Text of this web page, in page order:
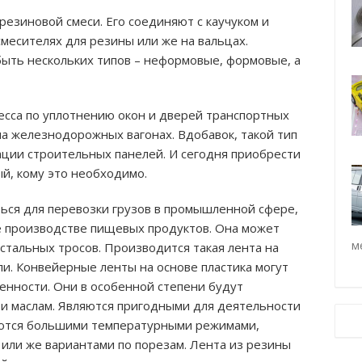
смеси. Его соединяют с каучуком и
для резины или же на вальцах.
нескольких типов – неформовые, формовые, а
по уплотнению окон и дверей транспортных
железнодорожных вагонах. Вдобавок, такой тип
строительных панелей. И сегодня приобрести
кому это необходимо.
для перевозки грузов в промышленной сфере,
производстве пищевых продуктов. Она может
тросов. Производится такая лента на
Конвейерные ленты на основе пластика могут
Они в особенной степени будут
Являются пригодными для деятельности
большими температурными режимами,
же вариантами по порезам. Лента из резины